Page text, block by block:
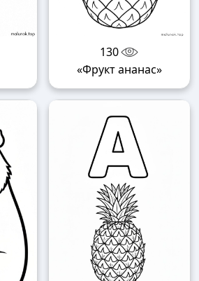
130
«Фрукт ананас»